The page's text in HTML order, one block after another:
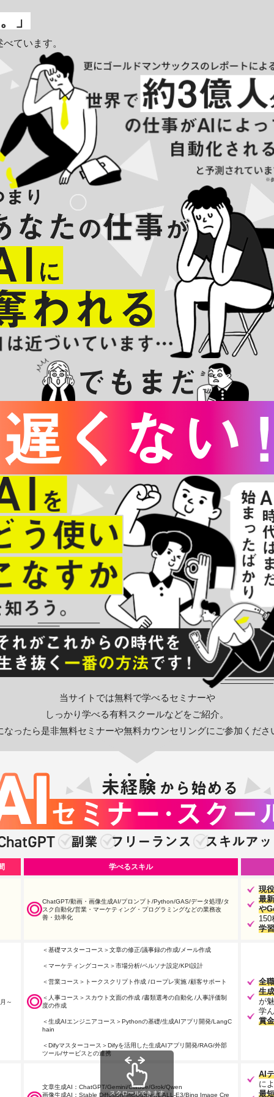
」
べています。
※
当サイトでは無料で学べるセミナーや
しっかり学べる有料スクールなどをご紹介。
なったら是非無料セミナーや無料カウンセリングにご参加くださ
学べるスキル
ChatGPT/動画・画像生成AI/プロンプト/Python/GAS/データ処理/タ
スク自動化/営業・マーケティング・プログラミングなどの業務改
善・効率化
現
最
や
学
～
＜基礎マスターコース＞文章の修正/議事録の作成/メール作成
＜マーケティングコース＞市場分析/ペルソナ設定/KPI設計
＜営業コース＞トークスクリプト作成 /ロープレ実施 /顧客サポート
＜人事コース＞スカウト文面の作成 /書類選考の自動化 /人事評価制
度の作成
＜生成AIエンジニアコース＞Pythonの基礎/生成AIアプリ開発/LangC
hain
＜Difyマスターコース＞Difyを活用した生成AIアプリ開発/RAG/外部
ツール/サービスとの連携
全
生
が
学
賞
文章生成AI：ChatGPT/Gemini/Claude/Grok/Qwen
画像生成AI：Stable Diffusion/Midjourney/DALL-E3/Bing Image Cre
AI
に
最
スクロールできます